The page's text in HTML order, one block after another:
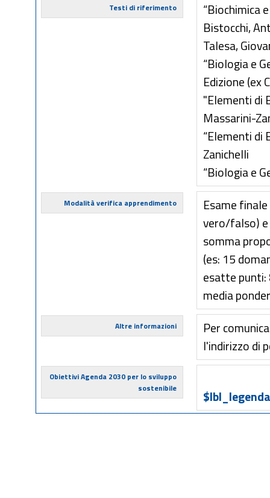
Testi di riferimento
“Biochimica
Bistocchi,
Talesa,
“Biologia e
Edizione (ex
"Elementi di
Massarini-
“Elementi di
Zanichelli
“Biologia e
Modalità verifica apprendimento
Esame
vero/falso)
somma
(es: 15
esatte
media
Altre informazioni
Per
l'indirizzo di
Obiettivi Agenda 2030 per lo sviluppo
sostenibile